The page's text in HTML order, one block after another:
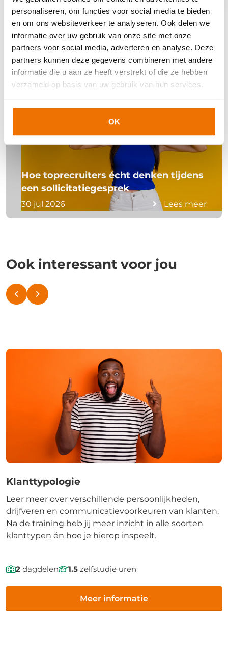
personaliseren, om functies voor social media te bieden
en om ons websiteverkeer te analyseren. Ook delen we
informatie over uw gebruik van onze site met onze
partners voor social media, adverteren en analyse. Deze
partners kunnen deze gegevens combineren met andere
informatie die u aan ze heeft verstrekt of die ze hebben
verzameld op basis van uw gebruik van hun services.
OK
Laat je inspireren
Hoe toprecruiters écht denken tijdens
een sollicitatiegesprek
30 jul 2026 Lees meer
Ook interessant voor jou
Klanttypologie
Leer meer over verschillende persoonlijkheden,
drijfveren en communicatievoorkeuren van klanten.
Na de training heb jij meer inzicht in alle soorten
klanttypen én hoe je hierop inspeelt.
2 dagdelen 1.5 zelfstudie uren
Meer informatie